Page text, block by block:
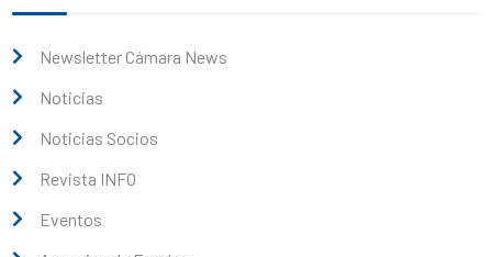
Newsletter Cámara News
Noticias
Noticias Socios
Revista INFO
Eventos